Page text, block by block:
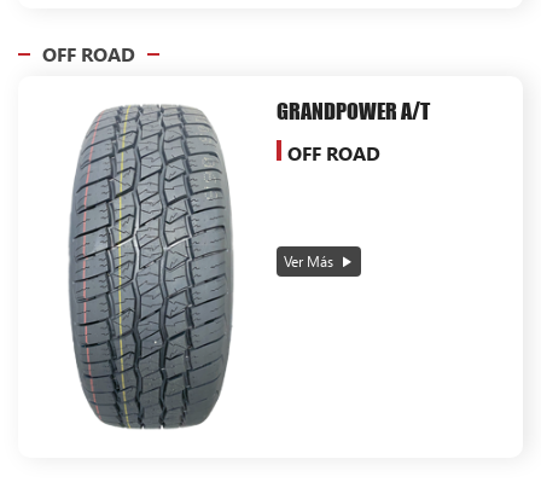
OFF ROAD
GRANDPOWER A/T
OFF ROAD
Ver Más